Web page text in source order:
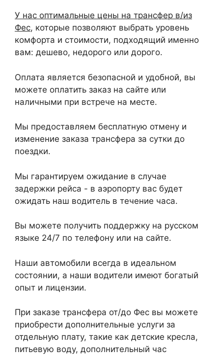
У нас оптимальные цены на трансфер в/из
Фес, которые позволяют выбрать уровень
комфорта и стоимости, подходящий именно
вам: дешево, недорого или дорого.
Оплата является безопасной и удобной, вы
можете оплатить заказ на сайте или
наличными при встрече на месте.
Мы предоставляем бесплатную отмену и
изменение заказа трансфера за сутки до
поездки.
Мы гарантируем ожидание в случае
задержки рейса - в аэропорту вас будет
ожидать наш водитель в течение часа.
Вы можете получить поддержку на русском
языке 24/7 по телефону или на сайте.
Наши автомобили всегда в идеальном
состоянии, а наши водители имеют богатый
опыт и лицензии.
При заказе трансфера от/до Фес вы можете
приобрести дополнительные услуги за
отдельную плату, такие как детские кресла,
питьевую воду, дополнительный час